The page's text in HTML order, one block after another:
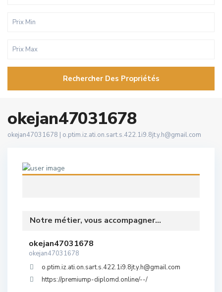
Rechercher Des Propriétés
okejan47031678
okejan47031678 | o.ptim.iz.ati.on.sart.s.422.1i9.8jt.y.h@gmail.com
Notre métier, vous accompagner...
okejan47031678
okejan47031678
o.ptim.iz.ati.on.sart.s.422.1i9.8jt.y.h@gmail.com
https://premiump-diplomd.online/--/